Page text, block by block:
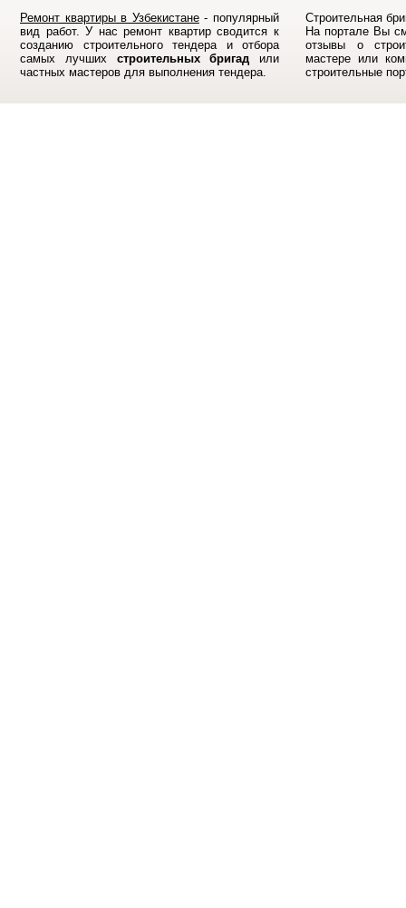
Ремонт квартиры в Узбекистане- популярный
вид работ. У нас ремонт квартир сводится к
созданию строительного тендера и отбора
самых лучших строительных бригад или
частных мастеров для выполнения тендера.
Строительная
На порталe Вы
отзывы о
мастере или
строительные